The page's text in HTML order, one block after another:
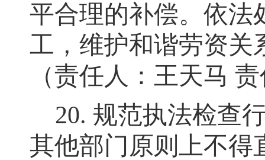
平合理的补偿。 依法
工，维护和谐劳资关
（责任人：王天马
20. 规范执法检查
其他部门原则上不得